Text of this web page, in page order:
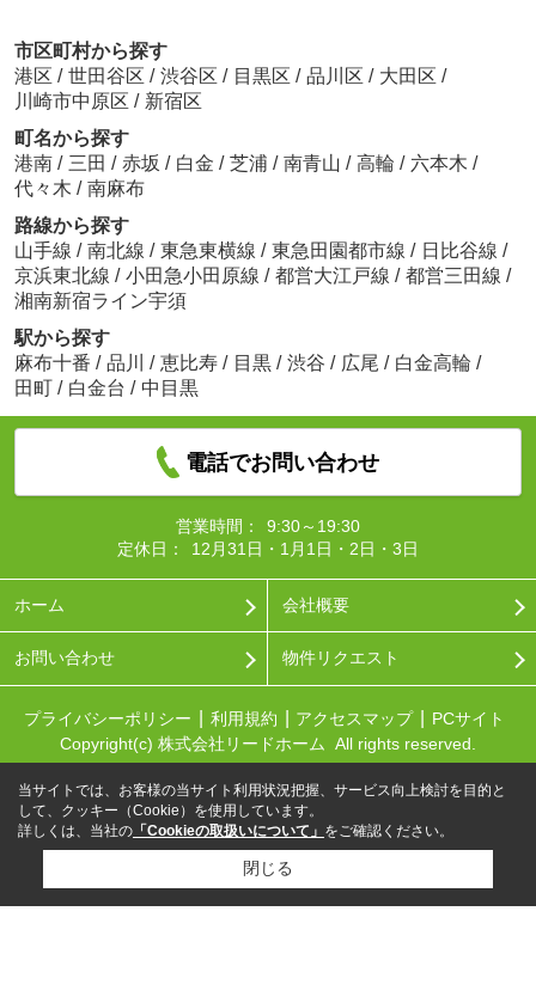
市区町村から探す
港区 / 世田谷区 / 渋谷区 / 目黒区 / 品川区 / 大田区 /
川崎市中原区 / 新宿区
町名から探す
港南 / 三田 / 赤坂 / 白金 / 芝浦 / 南青山 / 高輪 / 六本木 /
代々木 / 南麻布
路線から探す
山手線 / 南北線 / 東急東横線 / 東急田園都市線 / 日比谷線 /
京浜東北線 / 小田急小田原線 / 都営大江戸線 / 都営三田線 /
湘南新宿ライン宇須
駅から探す
麻布十番 / 品川 / 恵比寿 / 目黒 / 渋谷 / 広尾 / 白金高輪 /
田町 / 白金台 / 中目黒
電話でお問い合わせ
営業時間：
9:30～19:30
定休日：
12月31日・1月1日・2日・3日
ホーム 会社概要
お問い合わせ 物件リクエスト
プライバシーポリシー 利用規約 アクセスマップ
PCサイト
Copyright(c) 株式会社リードホーム All rights reserved.
当サイトでは、お客様の当サイト利用状況把握、サービス向上検討を目的と
して、クッキー（Cookie）を使用しています。
詳しくは、当社の 「Cookieの取扱いについて」 をご確認ください。
閉じる